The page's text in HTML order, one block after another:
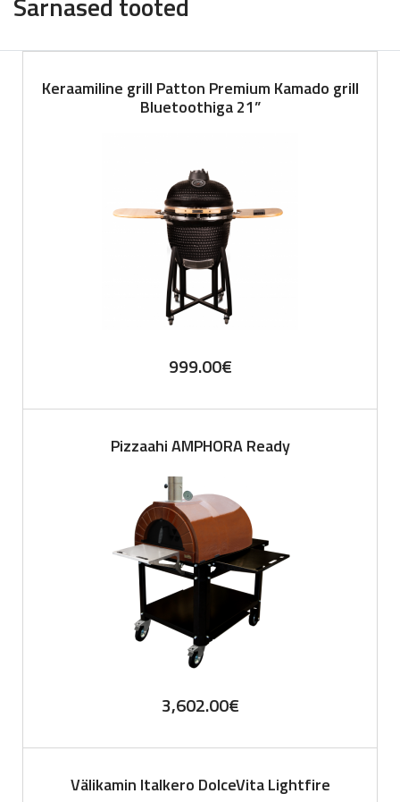
Keraamiline grill Patton Premium Kamado grill
Bluetoothiga 21”
999.00€
Pizzaahi AMPHORA Ready
3,602.00€
Välikamin Italkero DolceVita Lightfire